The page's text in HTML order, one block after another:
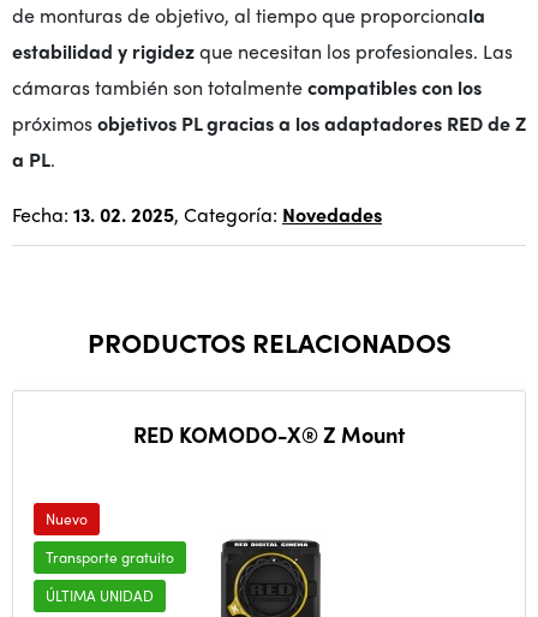
de monturas de objetivo, al tiempo que proporcionala
estabilidad y rigidezque necesitan los profesionales. Las
cámaras también son totalmentecompatibles con los
próximosobjetivos PL gracias a los adaptadores RED de Z
a PL.
Fecha: 13. 02. 2025, Categoría: Novedades
PRODUCTOS RELACIONADOS
RED KOMODO-X® Z Mount
Nuevo
Transporte gratuito
ÚLTIMA UNIDAD